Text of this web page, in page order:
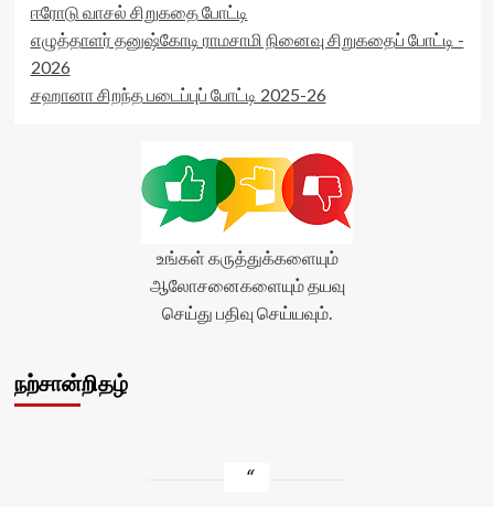
ஈரோடு வாசல் சிறுகதை போட்டி
எழுத்தாளர் தனுஷ்கோடி ராமசாமி நினைவு சிறுகதைப் போட்டி -
2026
சஹானா சிறந்த படைப்புப் போட்டி 2025-26
உங்கள் கருத்துக்களையும்
ஆலோசனைகளையும் தயவு
செய்து பதிவு செய்யவும்.
நற்சான்றிதழ்